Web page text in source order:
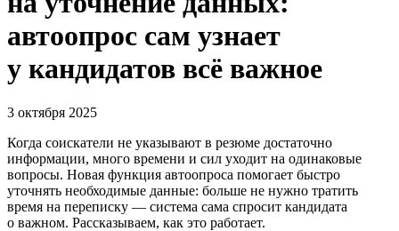
автоопрос сам узнает
у кандидатов всё важное
3 октября 2025
Когда соискатели не указывают в резюме достаточно
информации, много времени и сил уходит на одинаковые
вопросы. Новая функция автоопроса помогает быстро
уточнять необходимые данные: больше не нужно тратить
время на переписку — система сама спросит кандидата
о важном. Рассказываем, как это работает.